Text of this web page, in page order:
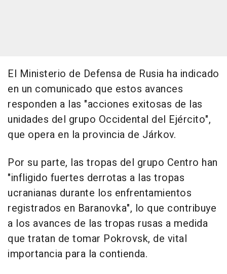
El Ministerio de Defensa de Rusia ha indicado
en un comunicado que estos avances
responden a las "acciones exitosas de las
unidades del grupo Occidental del Ejército",
que opera en la provincia de Járkov.
Por su parte, las tropas del grupo Centro han
"infligido fuertes derrotas a las tropas
ucranianas durante los enfrentamientos
registrados en Baranovka", lo que contribuye
a los avances de las tropas rusas a medida
que tratan de tomar Pokrovsk, de vital
importancia para la contienda.